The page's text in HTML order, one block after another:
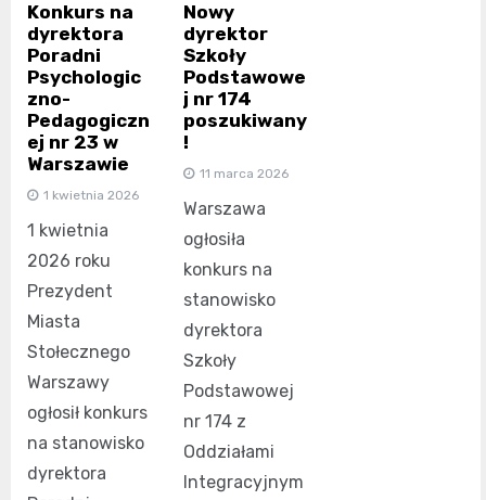
Konkurs na
dyrektora
Poradni
Psychologic
zno-
Pedagogiczn
ej nr 23 w
Warszawie
1 kwietnia 2026
1 kwietnia
2026 roku
Prezydent
Miasta
Stołecznego
Warszawy
ogłosił konkurs
na stanowisko
dyrektora
Nowy
dyrektor
Szkoły
Podstawowe
j nr 174
poszukiwany
!
11 marca 2026
Warszawa
ogłosiła
konkurs na
stanowisko
dyrektora
Szkoły
Podstawowej
nr 174 z
Oddziałami
Integracyjnym